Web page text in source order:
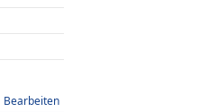
Bearbeiten